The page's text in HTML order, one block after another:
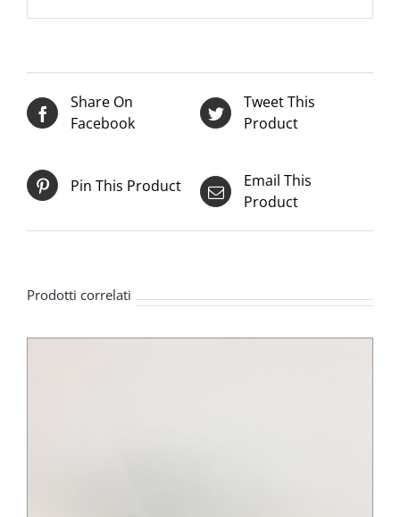
Share On
Facebook
Tweet This
Product
Pin This Product
Email This
Product
Prodotti correlati